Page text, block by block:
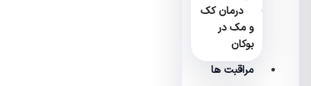
درمان کک
و مک در
بوکان
مراقبت ها